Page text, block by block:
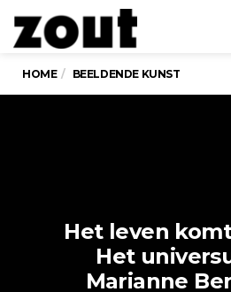
HOME BEELDENDE KUNST
Het leven
Het
Marianne